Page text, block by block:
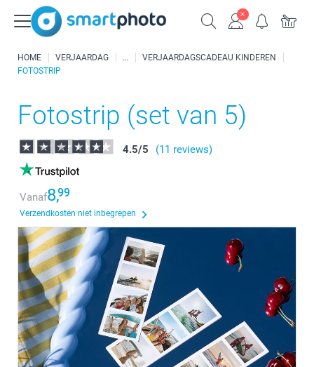
HOME VERJAARDAG
VERJAARDAGSCADEAU KINDEREN
FOTOSTRIP
Fotostrip (set van 5)
4.5/5 (11 reviews)
Vanaf8,99
Verzendkosten niet inbegrepen